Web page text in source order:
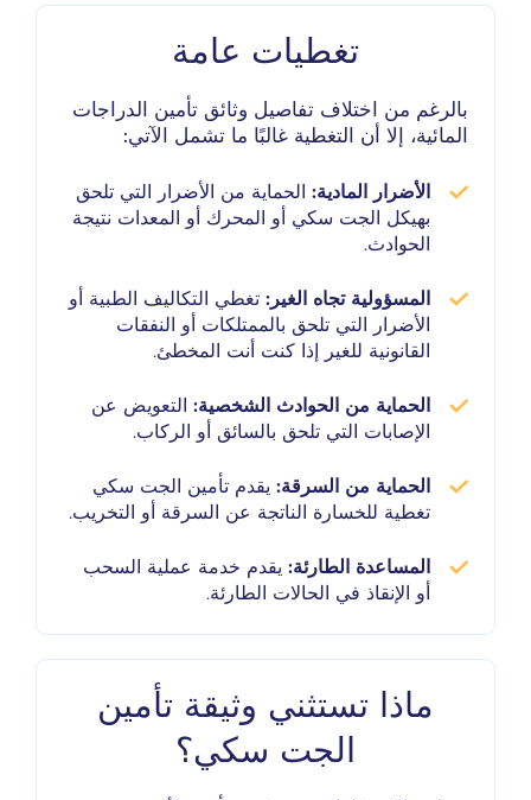
تغطيات عامة
بالرغم من اختلاف تفاصيل وثائق تأمين الدراجات
المائية، إلا أن التغطية غالبًا ما تشمل الآتي:
الأضرار المادية: الحماية من الأضرار التي تلحق
بهيكل الجت سكي أو المحرك أو المعدات نتيجة
الحوادث.
المسؤولية تجاه الغير: تغطي التكاليف الطبية أو
الأضرار التي تلحق بالممتلكات أو النفقات
القانونية للغير إذا كنت أنت المخطئ.
الحماية من الحوادث الشخصية: التعويض عن
الإصابات التي تلحق بالسائق أو الركاب.
الحماية من السرقة: يقدم تأمين الجت سكي
تغطية للخسارة الناتجة عن السرقة أو التخريب.
المساعدة الطارئة: يقدم خدمة عملية السحب
أو الإنقاذ في الحالات الطارئة.
ماذا تستثني وثيقة تأمين
الجت سكي؟